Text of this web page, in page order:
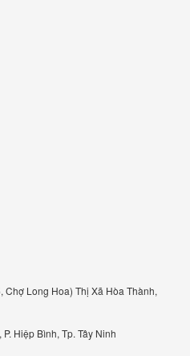
Chợ Long Hoa) Thị Xã Hòa Thành,
Hiệp Bình, Tp. Tây Ninh